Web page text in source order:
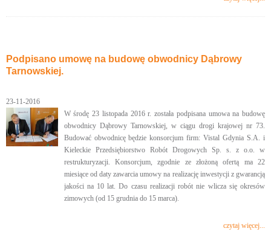
Podpisano umowę na budowę obwodnicy Dąbrowy
Tarnowskiej.
23-11-2016
W środę 23 listopada 2016 r. została podpisana umowa na budowę
obwodnicy Dąbrowy Tarnowskiej, w ciągu drogi krajowej nr 73.
Budować obwodnicę będzie konsorcjum firm: Vistal Gdynia S.A. i
Kieleckie Przedsiębiorstwo Robót Drogowych Sp. s. z o.o. w
restrukturyzacji. Konsorcjum, zgodnie ze złożoną ofertą ma 22
miesiące od daty zawarcia umowy na realizację inwestycji z gwarancją
jakości na 10 lat. Do czasu realizacji robót nie wlicza się okresów
zimowych (od 15 grudnia do 15 marca).
czytaj więcej...